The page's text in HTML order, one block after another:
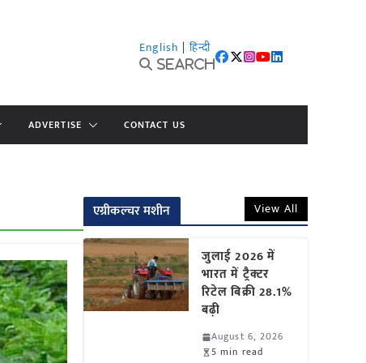
English | हिन्दी
Search
ADVERTISE CONTACT US
एग्रीकल्चर मशीन View All
जुलाई 2026 में
भारत में ट्रैक्टर
रिटेल बिक्री 28.1%
बढ़ी
August 6, 2026
5 min read